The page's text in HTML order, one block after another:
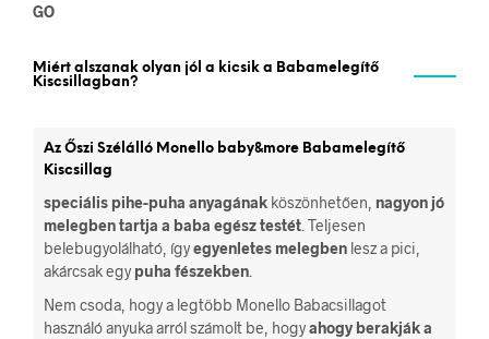
GO
Miért alszanak olyan jól a kicsik a Babamelegítő
Kiscsillagban?
Az Őszi Szélálló Monello baby&more Babamelegítő
Kiscsillag
speciális pihe-puha anyagának köszönhetően, nagyon jó
melegben tartja a baba egész testét . Teljesen
belebugyolálható, ígyegyenletes melegben lesz a pici,
akárcsak egy puha fészekben
Nem csoda, hogy a legtöbb Monello Babacsillagot
használó anyuka arról számolt be, hogyahogy berakják a